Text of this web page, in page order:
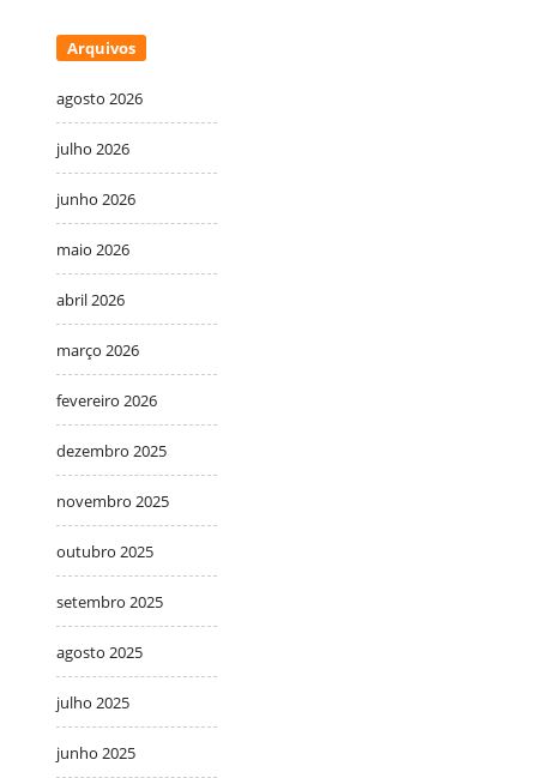
Arquivos
agosto 2026
julho 2026
junho 2026
maio 2026
abril 2026
março 2026
fevereiro 2026
dezembro 2025
novembro 2025
outubro 2025
setembro 2025
agosto 2025
julho 2025
junho 2025